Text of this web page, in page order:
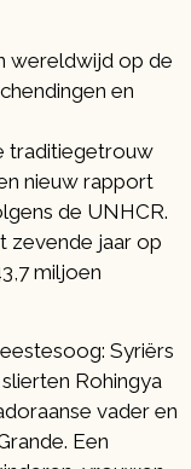
wereldwijd op de
en
traditiegetrouw
nieuw rapport
de UNHCR.
zevende jaar op
miljoen
Syriërs
Rohingya
vader en
Een